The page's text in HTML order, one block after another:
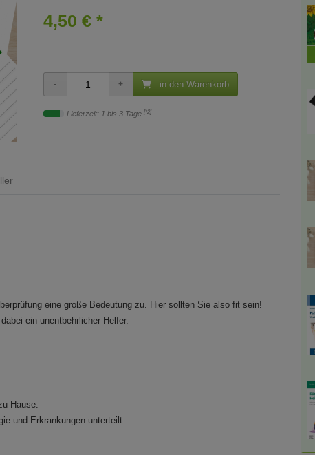
4,50 € *
in den Warenkorb
Lieferzeit: 1 bis 3 Tage [*2]
eine große Bedeutung zu. Hier sollten Sie also fit sein!
ein unentbehrlicher Helfer.
Hause.
und Erkrankungen unterteilt.